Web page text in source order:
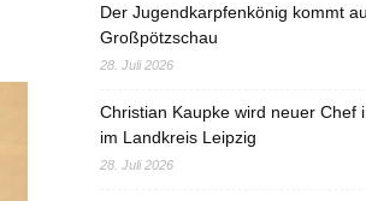
Der Jugendkarpfenkönig kommt
Großpötzschau
28. Juli 2026
Christian Kaupke wird neuer Chef
im Landkreis Leipzig
28. Juli 2026